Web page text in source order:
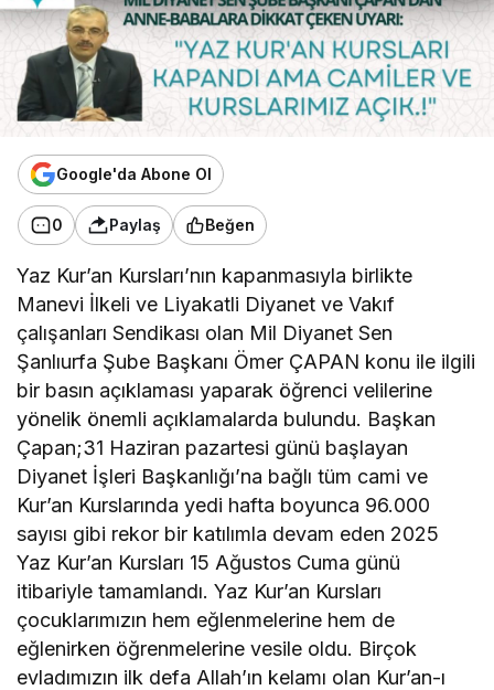
Google'da Abone Ol
0 Paylaş Beğen
Yaz Kur’an Kursları’nın kapanmasıyla birlikte
Manevi İlkeli ve Liyakatli Diyanet ve Vakıf
çalışanları Sendikası olan Mil Diyanet Sen
Şanlıurfa Şube Başkanı Ömer ÇAPAN konu ile ilgili
bir basın açıklaması yaparak öğrenci velilerine
yönelik önemli açıklamalarda bulundu. Başkan
Çapan;31 Haziran pazartesi günü başlayan
Diyanet İşleri Başkanlığı’na bağlı tüm cami ve
Kur’an Kurslarında yedi hafta boyunca 96.000
sayısı gibi rekor bir katılımla devam eden 2025
Yaz Kur’an Kursları 15 Ağustos Cuma günü
itibariyle tamamlandı. Yaz Kur’an Kursları
çocuklarımızın hem eğlenmelerine hem de
eğlenirken öğrenmelerine vesile oldu. Birçok
evladımızın ilk defa Allah’ın kelamı olan Kur’an-ı